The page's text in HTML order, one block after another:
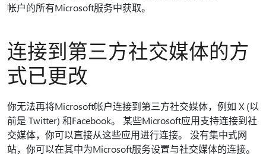
帐户的所有Microsoft服务中获取。
连接到第三方社交媒体的方
式已更改
你无法再将Microsoft帐户连接到第三方社交媒体，例如 X (以
前是 Twitter) 和Facebook。 某些Microsoft应用支持连接到社
交媒体，你可以直接从这些应用进行连接。 没有集中式网
站，你可以在其中为Microsoft服务设置与社交媒体的连接。